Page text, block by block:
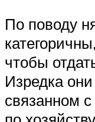
По поводу
чтобы
Изредка
связанном